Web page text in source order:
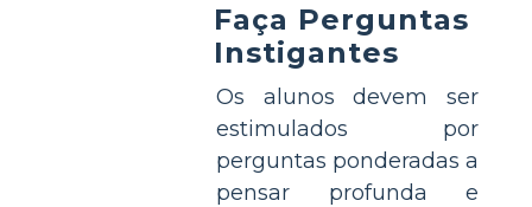
Faça Perguntas
Instigantes
Os alunos devem ser
estimulados por
perguntas ponderadas a
pensar profunda e